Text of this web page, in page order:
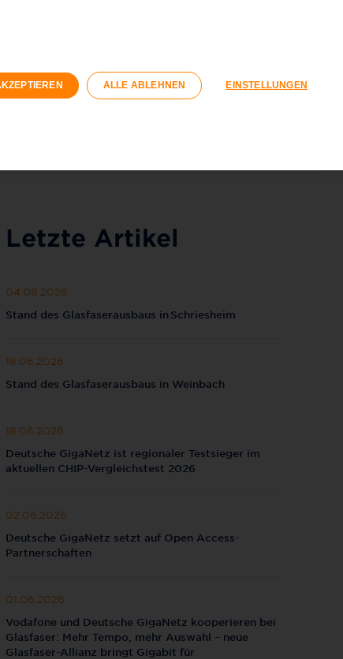
Registrieren
Letzte Artikel
04.08.2026
Stand des Glasfaserausbaus in Schriesheim
18.06.2026
Stand des Glasfaserausbaus in Weinbach
18.06.2026
Deutsche GigaNetz ist regionaler Testsieger im
aktuellen CHIP-Vergleichstest 2026
02.06.2026
Deutsche GigaNetz setzt auf Open Access-
Partnerschaften
01.06.2026
Vodafone und Deutsche GigaNetz kooperieren bei
Glasfaser: Mehr Tempo, mehr Auswahl – neue
Glasfaser-Allianz bringt Gigabit für
ALLE ABLEHNEN EINSTELLUNGEN